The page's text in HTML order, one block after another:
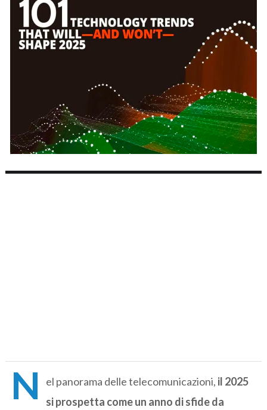
N el panorama delle telecomunicazioni, il 2025
si prospetta come un anno di sfide da